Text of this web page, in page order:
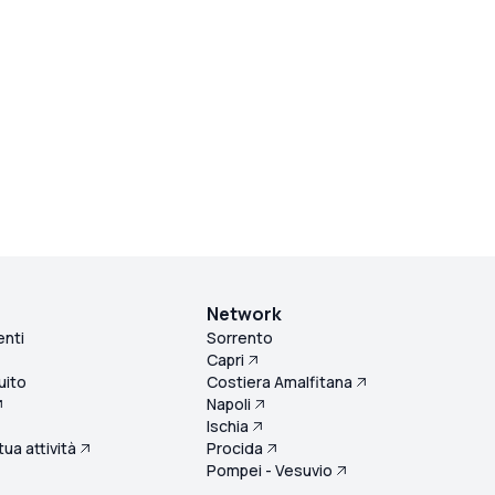
attività
Network
Sorrento
Capri
Costiera Amalfitana
Napoli
Ischia
Procida
Pompei - Vesuvio